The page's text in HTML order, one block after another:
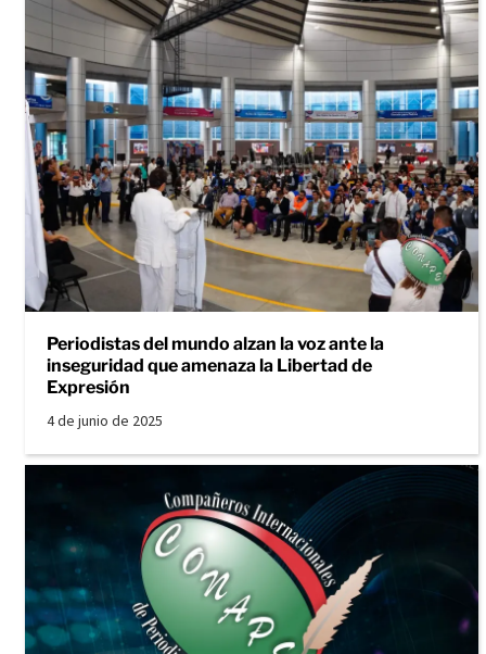
Periodistas del mundo alzan la voz ante la
inseguridad que amenaza la Libertad de
Expresión
4 de junio de 2025